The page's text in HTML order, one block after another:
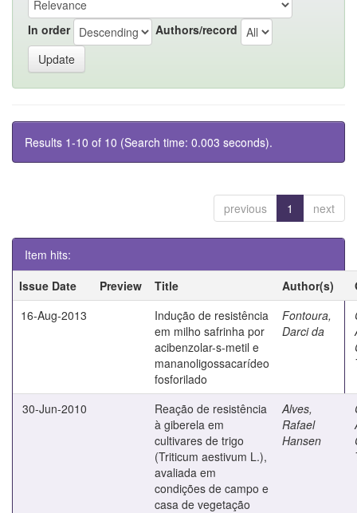
In order Authors/record
Results 1-10 of 10 (Search time: 0.003 seconds).
previous 1 next
Item hits:
Issue Date
Preview Title Author(s)
16-Aug-2013
Indução de resistência
em milho safrinha por
acibenzolar-s-metil e
mananoligossacarídeo
fosforilado
Fontoura,
Darci da
30-Jun-2010
Reação de resistência
à giberela em
cultivares de trigo
(Triticum aestivum L.),
avaliada em
condições de campo e
casa de vegetação
Alves,
Rafael
Hansen